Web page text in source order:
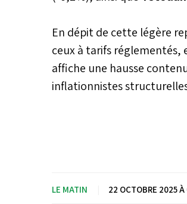
En dépit de cette légère
ceux à tarifs réglementés,
affiche une hausse
inflationnistes
LE MATIN 22 OCTOBRE 2025